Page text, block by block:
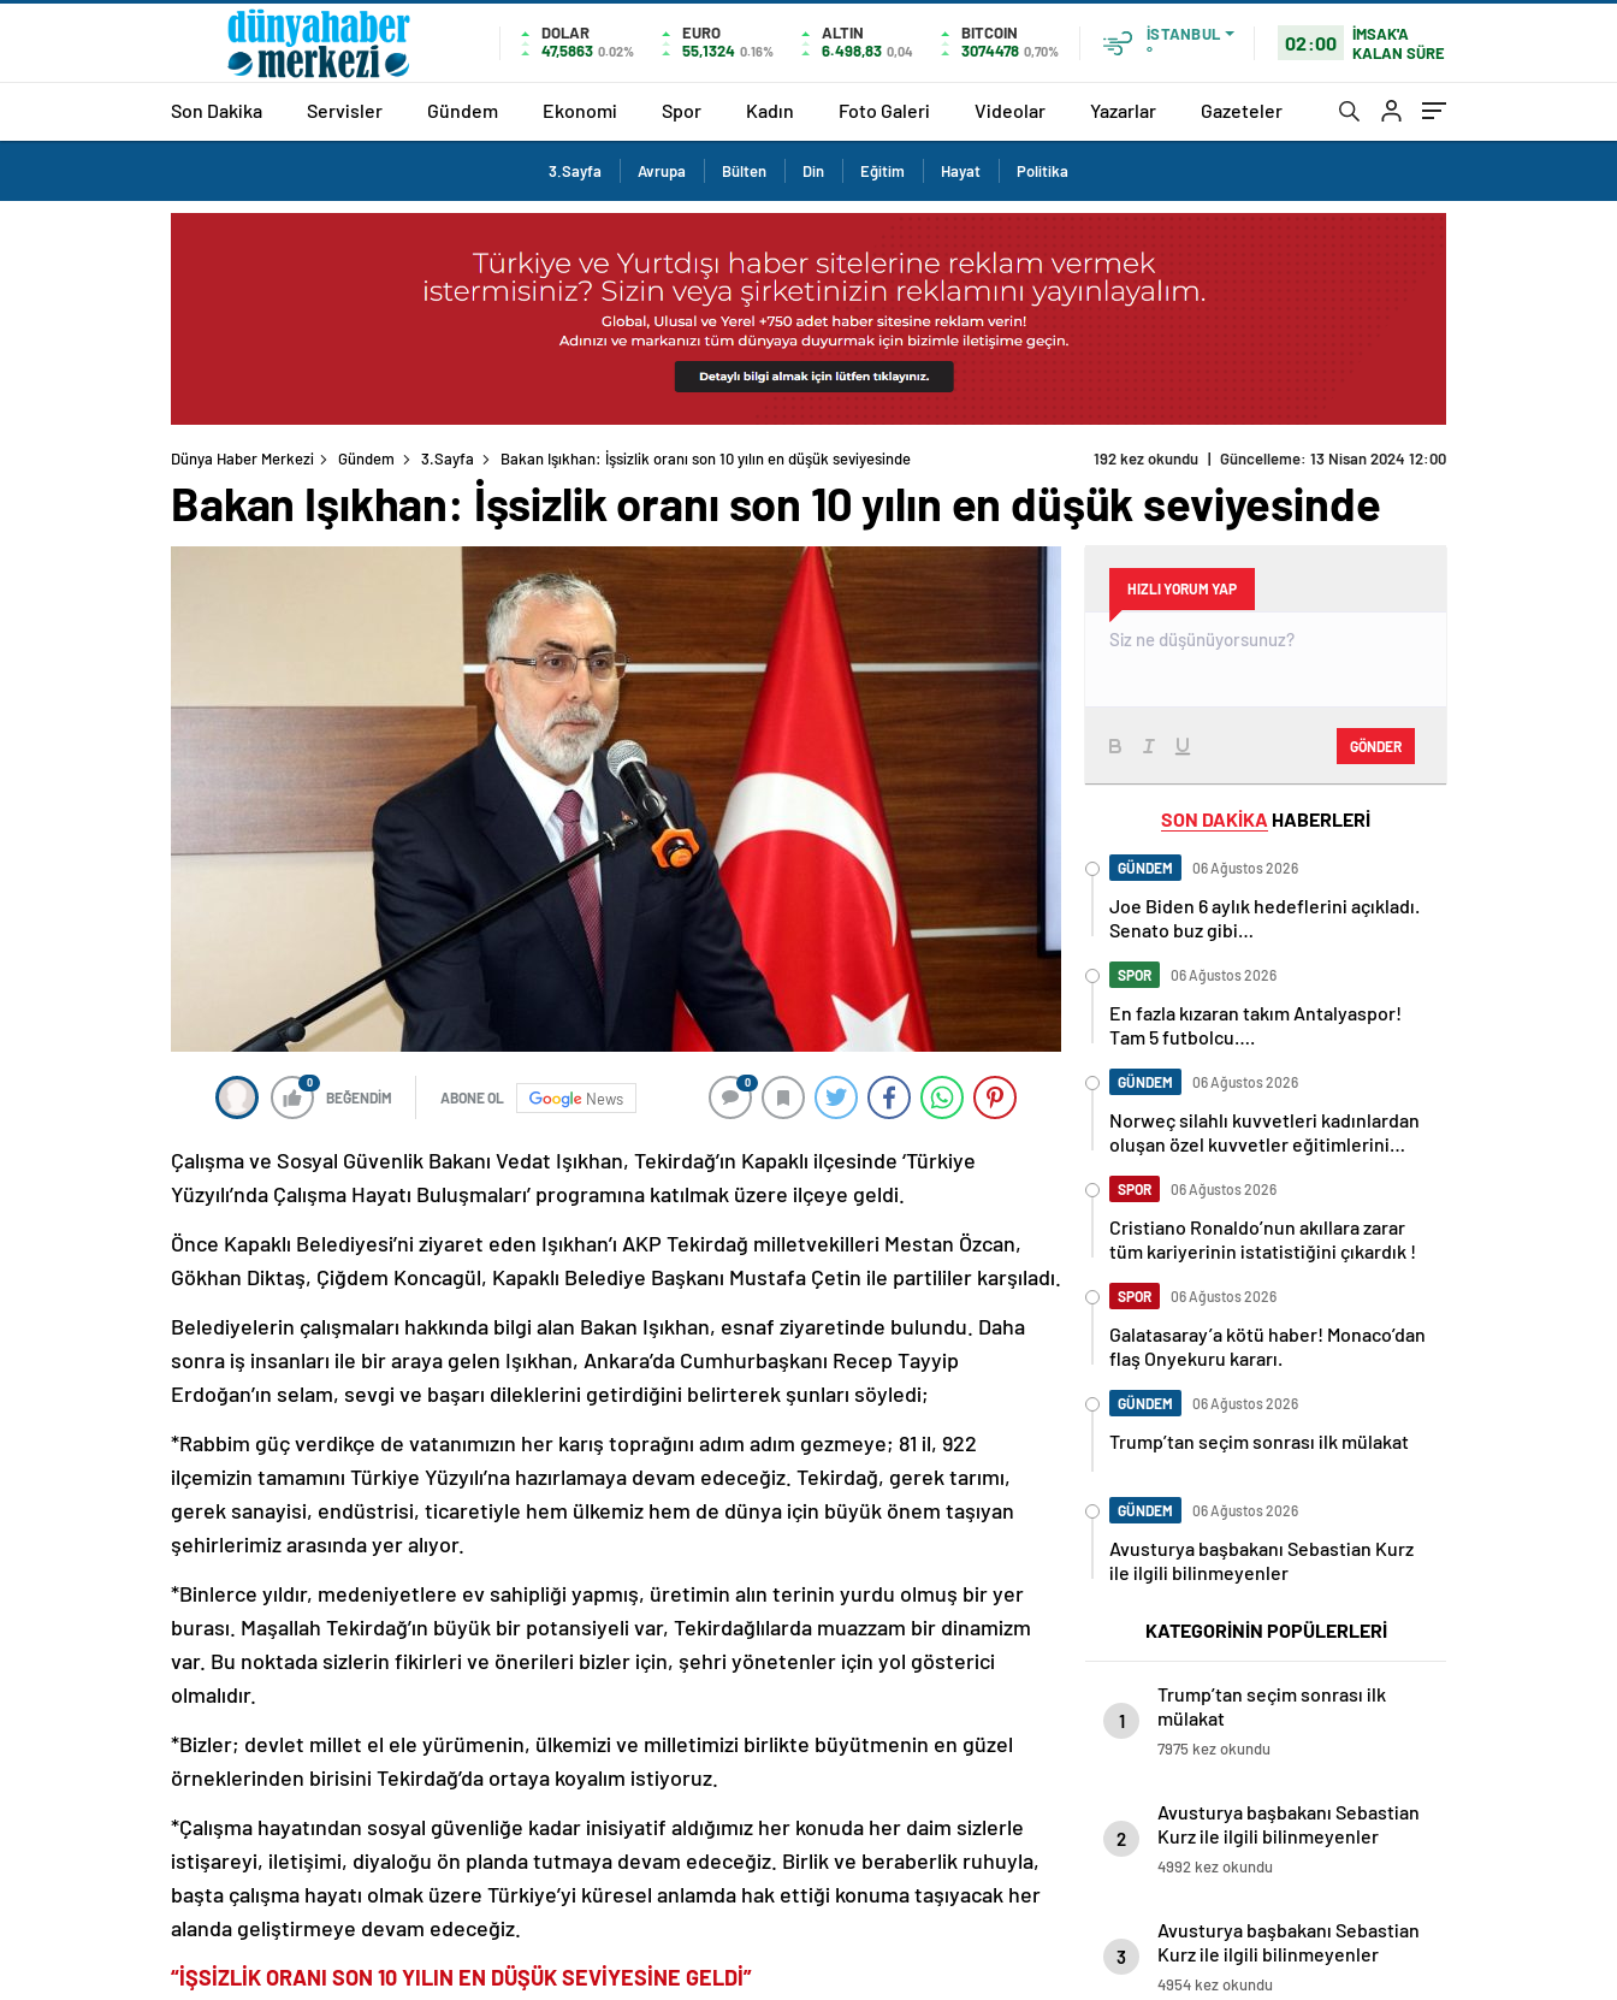
DOLAR
47,5863 0.02%
EURO
55,1324 0.16%
ALTIN
6.498,83 0,04
BITCOIN
3074478 0,70%
İSTANBUL
°
02:00
İMSAK'A
KALAN SÜRE
Son Dakika Servisler Gündem Ekonomi Spor Kadın Foto Galeri Videolar Yazarlar Gazeteler
3.Sayfa Avrupa Bülten Din Eğitim Hayat Politika
Dünya Haber Merkezi Gündem 3.Sayfa Bakan Işıkhan: İşsizlik oranı son 10 yılın en düşük seviyesinde 192 kez okundu | Güncelleme: 13 Nisan 2024 12:00
Bakan Işıkhan: İşsizlik oranı son 10 yılın en düşük seviyesinde
0
BEĞENDİM ABONE OL News
0
Çalışma ve Sosyal Güvenlik Bakanı Vedat Işıkhan, Tekirdağ’ın Kapaklı ilçesinde ‘Türkiye
Yüzyılı’nda Çalışma Hayatı Buluşmaları’ programına katılmak üzere ilçeye geldi.
Önce Kapaklı Belediyesi’ni ziyaret eden Işıkhan’ı AKP Tekirdağ milletvekilleri Mestan Özcan,
Gökhan Diktaş, Çiğdem Koncagül, Kapaklı Belediye Başkanı Mustafa Çetin ile partililer karşıladı.
Belediyelerin çalışmaları hakkında bilgi alan Bakan Işıkhan, esnaf ziyaretinde bulundu. Daha
sonra iş insanları ile bir araya gelen Işıkhan, Ankara’da Cumhurbaşkanı Recep Tayyip
Erdoğan’ın selam, sevgi ve başarı dileklerini getirdiğini belirterek şunları söyledi;
*Rabbim güç verdikçe de vatanımızın her karış toprağını adım adım gezmeye; 81 il, 922
ilçemizin tamamını Türkiye Yüzyılı’na hazırlamaya devam edeceğiz. Tekirdağ, gerek tarımı,
gerek sanayisi, endüstrisi, ticaretiyle hem ülkemiz hem de dünya için büyük önem taşıyan
şehirlerimiz arasında yer alıyor.
*Binlerce yıldır, medeniyetlere ev sahipliği yapmış, üretimin alın terinin yurdu olmuş bir yer
burası. Maşallah Tekirdağ’ın büyük bir potansiyeli var, Tekirdağlılarda muazzam bir dinamizm
var. Bu noktada sizlerin fikirleri ve önerileri bizler için, şehri yönetenler için yol gösterici
olmalıdır.
*Bizler; devlet millet el ele yürümenin, ülkemizi ve milletimizi birlikte büyütmenin en güzel
örneklerinden birisini Tekirdağ’da ortaya koyalım istiyoruz.
*Çalışma hayatından sosyal güvenliğe kadar inisiyatif aldığımız her konuda her daim sizlerle
istişareyi, iletişimi, diyaloğu ön planda tutmaya devam edeceğiz. Birlik ve beraberlik ruhuyla,
başta çalışma hayatı olmak üzere Türkiye’yi küresel anlamda hak ettiği konuma taşıyacak her
alanda geliştirmeye devam edeceğiz.
“İŞSİZLİK ORANI SON 10 YILIN EN DÜŞÜK SEVİYESİNE GELDİ”
HIZLI YORUM YAP
GÖNDER
SON DAKİKA HABERLERİ
GÜNDEM 06 Ağustos 2026
Joe Biden 6 aylık hedeflerini açıkladı.
Senato buz gibi…
SPOR 06 Ağustos 2026
En fazla kızaran takım Antalyaspor!
Tam 5 futbolcu….
GÜNDEM 06 Ağustos 2026
Norweç silahlı kuvvetleri kadınlardan
oluşan özel kuvvetler eğitimlerini
SPOR 06 Ağustos 2026
Cristiano Ronaldo’nun akıllara zarar
tüm kariyerinin istatistiğini çıkardık !
SPOR 06 Ağustos 2026
Galatasaray’a kötü haber! Monaco’dan
flaş Onyekuru kararı.
GÜNDEM 06 Ağustos 2026
Trump’tan seçim sonrası ilk mülakat
GÜNDEM 06 Ağustos 2026
Avusturya başbakanı Sebastian Kurz
ile ilgili bilinmeyenler
KATEGORİNİN POPÜLERLERİ
1
Trump’tan seçim sonrası ilk
mülakat
7975 kez okundu
2
Avusturya başbakanı Sebastian
Kurz ile ilgili bilinmeyenler
4992 kez okundu
3
Avusturya başbakanı Sebastian
Kurz ile ilgili bilinmeyenler
4954 kez okundu